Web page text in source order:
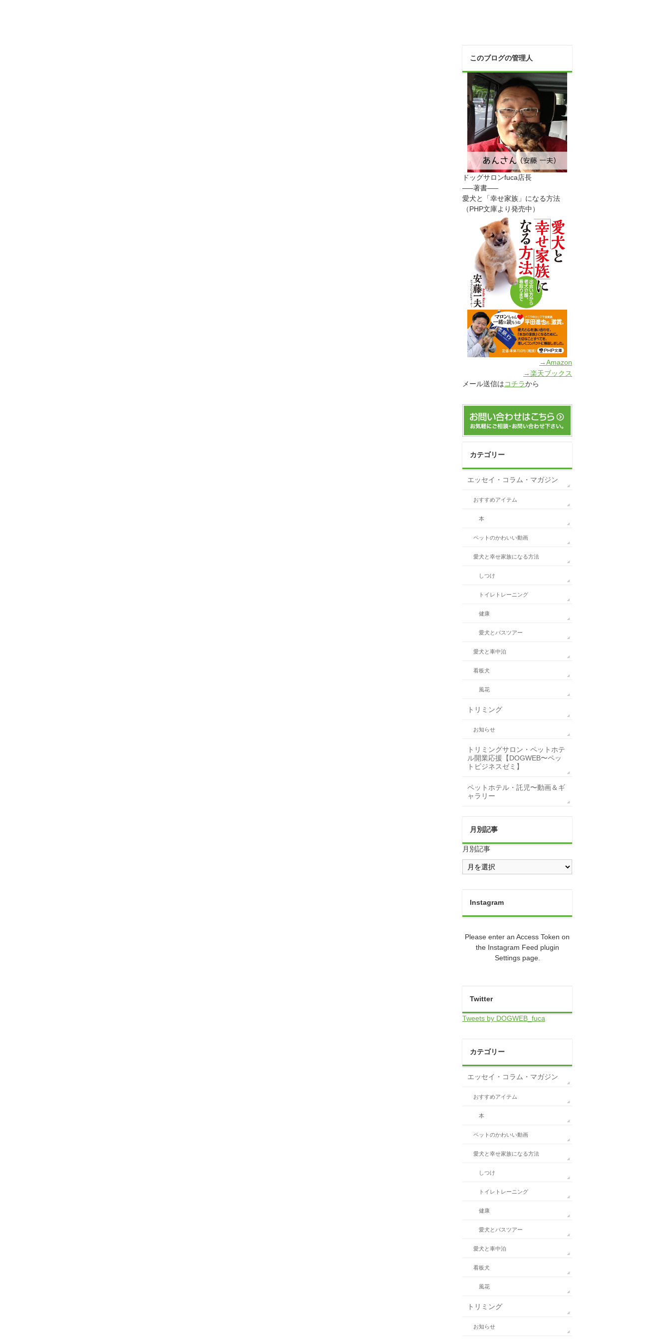
このブログの管理人
ドッグサロンfuca店長
—–著書—–
愛犬と「幸せ家族」になる方法
（PHP文庫より発売中）
→Amazon
→楽天ブックス
メール送信はコチラから
カテゴリー
エッセイ・コラム・マガジン
おすすめアイテム
本
ペットのかわいい動画
愛犬と幸せ家族になる方法
しつけ
トイレトレーニング
健康
愛犬とバスツアー
愛犬と車中泊
看板犬
風花
トリミング
お知らせ
トリミングサロン・ペットホテ
ル開業応援【DOGWEB〜ペッ
トビジネスゼミ】
ペットホテル・託児〜動画＆ギ
ャラリー
月別記事
月別記事
Instagram
Please enter an Access Token on
the Instagram Feed plugin
Settings page.
Twitter
Tweets by DOGWEB_fuca
カテゴリー
エッセイ・コラム・マガジン
おすすめアイテム
本
ペットのかわいい動画
愛犬と幸せ家族になる方法
しつけ
トイレトレーニング
健康
愛犬とバスツアー
愛犬と車中泊
看板犬
風花
トリミング
お知らせ